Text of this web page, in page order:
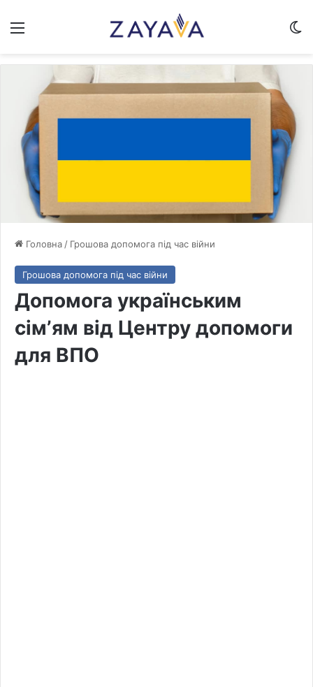
Меню
Головна / Грошова допомога під час війни
Грошова допомога під час війни
Допомога українським
сімʼям від Центру допомоги
для ВПО